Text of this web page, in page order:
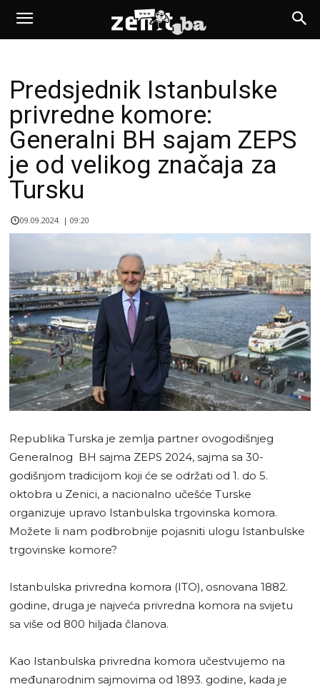
Predsjednik Istanbulske
privredne komore:
Generalni BH sajam ZEPS
je od velikog značaja za
Tursku
09.09.2024. | 09:20
Republika Turska je zemlja partner ovogodišnjeg
Generalnog BH sajma ZEPS 2024, sajma sa 30-
godišnjom tradicijom koji će se održati od 1. do 5.
oktobra u Zenici, a nacionalno učešće Turske
organizuje upravo Istanbulska trgovinska komora.
Možete li nam podbrobnije pojasniti ulogu Istanbulske
trgovinske komore?
Istanbulska privredna komora (ITO), osnovana 1882.
godine, druga je najveća privredna komora na svijetu
sa više od 800 hiljada članova.
Kao Istanbulska privredna komora učestvujemo na
međunarodnim sajmovima od 1893. godine, kada je